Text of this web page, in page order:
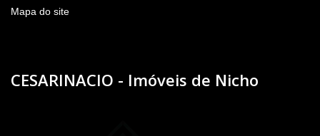
Mapa do site
CESARINACIO - Imóveis de Nicho